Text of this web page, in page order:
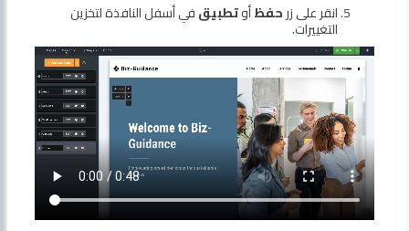
انقر على زرحفظأوتطبيقفي أسفل النافذة لتخزين
التغييرات.